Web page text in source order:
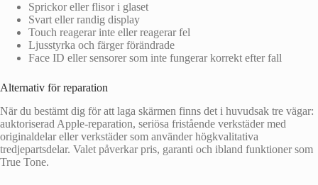
Sprickor eller flisor i glaset
Svart eller randig display
Touch reagerar inte eller reagerar fel
Ljusstyrka och färger förändrade
Face ID eller sensorer som inte fungerar korrekt efter fall
Alternativ för reparation
När du bestämt dig för att laga skärmen finns det i huvudsak tre vägar:
auktoriserad Apple-reparation, seriösa fristående verkstäder med
originaldelar eller verkstäder som använder högkvalitativa
tredjepartsdelar. Valet påverkar pris, garanti och ibland funktioner som
True Tone.